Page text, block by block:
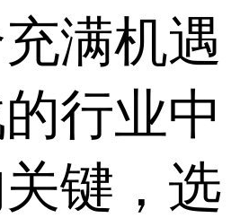
满机遇
行业中
键，选